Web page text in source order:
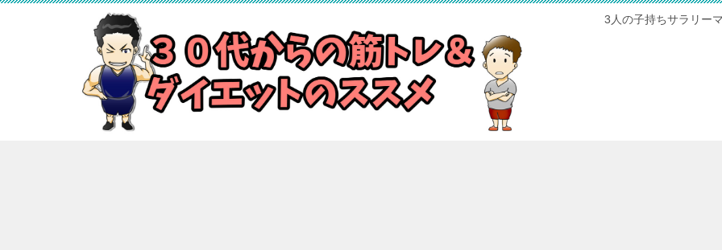
3人の子持ちサラリー